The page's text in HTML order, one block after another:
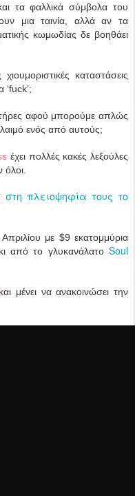
τα φαλλικά σύμβολα του
μια ταινία, αλλά αν τα
κωμωδίας δε βοηθάει
καταστάσεις
αφού μπορούμε απλώς
ενός από αυτούς;
έχει πολλές κακές λεξούλες
στη πλειοψηφία τους το
με $9 εκατομμύρια
από το γλυκανάλατο Soul
και μένει να ανακοινώσει την